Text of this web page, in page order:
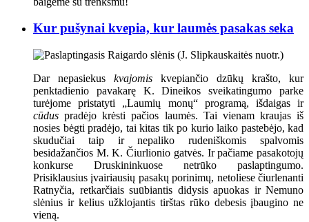
Kur pušynai kvepia, kur laumės pasakas seka
Dar nepasiekus kvajomis kvepiančio dzūkų krašto, kur
penktadienio pavakarę K. Dineikos sveikatingumo parke
turėjome pristatyti „Laumių monų“ programą, išdaigas ir
cūdus pradėjo krėsti pačios laumės. Tai vienam kraujas iš
nosies bėgti pradėjo, tai kitas tik po kurio laiko pastebėjo, kad
skudučiai taip ir nepaliko rudeniškomis spalvomis
besidažančios M. K. Čiurlionio gatvės. Ir pačiame pasakotojų
konkurse Druskininkuose netrūko paslaptingumo.
Prisiklausius įvairiausių pasakų porinimų, netoliese čiurlenanti
Ratnyčia, retkarčiais suūbiantis didysis apuokas ir Nemuno
slėnius ir kelius užklojantis tirštas rūko debesis įbaugino ne
vieną.